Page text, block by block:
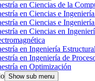
en Ciencias de la
en Ciencias e
en Ciencias e
en Ciencias en
en Ingeniería Estructural
en Ingeniería de
en Optimización
Show sub menu